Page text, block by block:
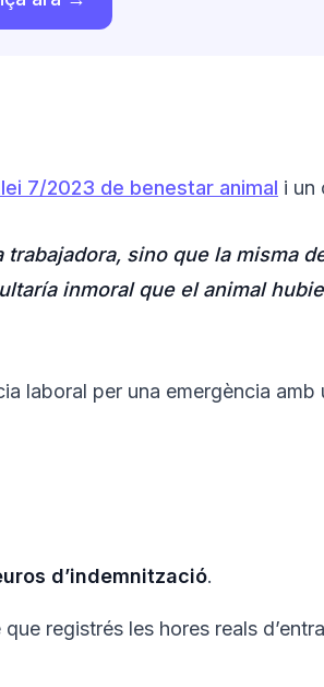
7/2023 de benestar animal i un
sino que la misma
inmoral que el animal
laboral per una emergència
d’indemnització.
registrés les hores reals